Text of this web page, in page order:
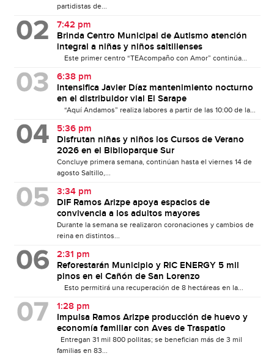
partidistas de...
7:42 pm
Brinda Centro Municipal de Autismo atención
integral a niñas y niños saltillenses
Este primer centro “TEAcompaño con Amor” continúa...
6:38 pm
Intensifica Javier Díaz mantenimiento nocturno
en el distribuidor vial El Sarape
“Aquí Andamos” realiza labores a partir de las 10:00 de la...
5:36 pm
Disfrutan niñas y niños los Cursos de Verano
2026 en el Biblioparque Sur
Concluye primera semana, continúan hasta el viernes 14 de
agosto Saltillo,...
3:34 pm
DIF Ramos Arizpe apoya espacios de
convivencia a los adultos mayores
Durante la semana se realizaron coronaciones y cambios de
reina en distintos...
2:31 pm
Reforestarán Municipio y RIC ENERGY 5 mil
pinos en el Cañón de San Lorenzo
Esto permitirá una recuperación de 8 hectáreas en la...
1:28 pm
Impulsa Ramos Arizpe producción de huevo y
economía familiar con Aves de Traspatio
Entregan 31 mil 800 pollitas; se benefician más de 3 mil
familias en 83...